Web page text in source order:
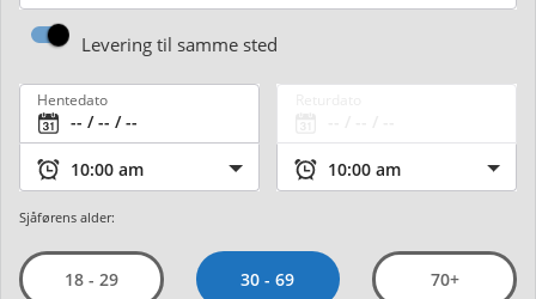
Levering til samme sted
Hentedato
Sjåførens alder:
18 - 29 30 - 69 70+